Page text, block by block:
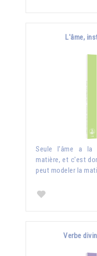
L'âme,
Seule l'âme a la
matière, et c'est
peut modeler la
Verbe